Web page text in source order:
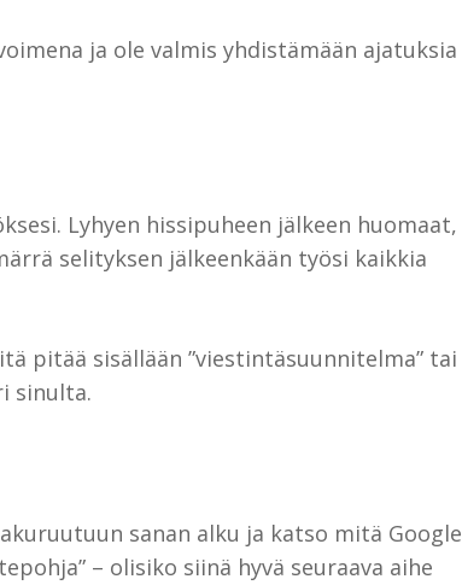
ja ole valmis yhdistämään ajatuksia
Lyhyen hissipuheen jälkeen huomaat,
selityksen jälkeenkään työsi kaikkia
pitää sisällään ”viestintäsuunnitelma” tai
sinulta.
sanan alku ja katso mitä Google
– olisiko siinä hyvä seuraava aihe